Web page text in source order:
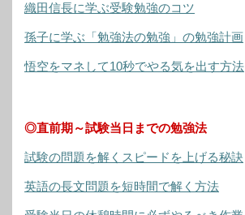
織田信長に学ぶ受験勉強のコツ
孫子に学ぶ「勉強法の勉強」の勉強計画
悟空をマネして10秒でやる気を出す方法
◎直前期～試験当日までの勉強法
試験の問題を解くスピードを上げる秘訣
英語の長文問題を短時間で解く方法